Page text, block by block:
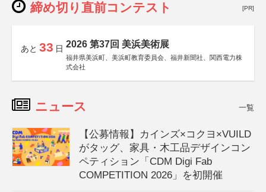
締め切り直前コンテスト [PR]
あと 33 日 2026 第37回 美浜美術展
福井県美浜町、美浜町教育委員会、福井新聞社、関西電力株
式会社
ニュース 一覧
【公募情報】カインズ×コクヨ×VUILD
がタッグ、家具・木工品デザインコン
ペティション「CDM Digi Fab
COMPETITION 2026」を初開催